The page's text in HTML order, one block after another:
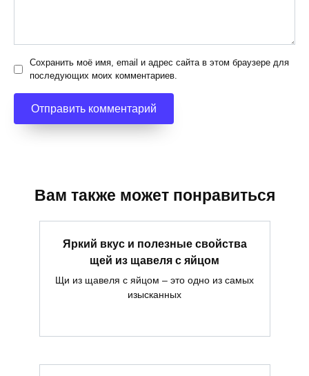
Сохранить моё имя, email и адрес сайта в этом браузере для
последующих моих комментариев.
Вам также может понравиться
Яркий вкус и полезные свойства
щей из щавеля с яйцом
Щи из щавеля с яйцом – это одно из самых
изысканных